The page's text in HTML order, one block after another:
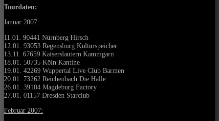
Tourdaten:
Januar 2007:
11.01. 90441 Nürnberg Hirsch
12.01. 93053 Regensburg Kulturspeicher
13.11. 67659 Kaiserslautern Kammgarn
18.01. 50735 Köln Kantine
19.01. 42269 Wuppertal Live Club Barmen
20.01. 73262 Reichenbach Die Halle
26.01. 39104 Magdeburg Factory
27.01. 01157 Dresden Starclub
Februar 2007: